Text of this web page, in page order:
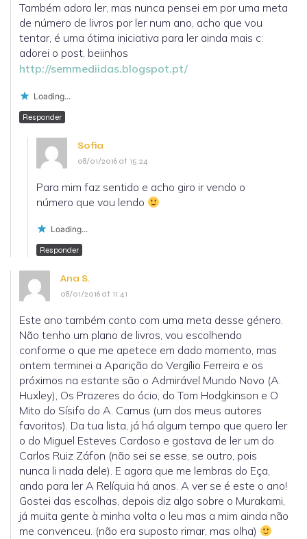
Também adoro ler, mas nunca pensei em por uma meta
de número de livros por ler num ano, acho que vou
tentar, é uma ótima iniciativa para ler ainda mais c:
adorei o post, beiinhos
http://semmediidas.blogspot.pt/
Loading...
Responder
Sofia
08/01/2016 at 15:24
Para mim faz sentido e acho giro ir vendo o
número que vou lendo
Loading...
Responder
Ana S.
08/01/2016 at 11:41
Este ano também conto com uma meta desse género.
Não tenho um plano de livros, vou escolhendo
conforme o que me apetece em dado momento, mas
ontem terminei a Aparição do Vergílio Ferreira e os
próximos na estante são o Admirável Mundo Novo (A.
Huxley), Os Prazeres do ócio, do Tom Hodgkinson e O
Mito do Sísifo do A. Camus (um dos meus autores
favoritos). Da tua lista, já há algum tempo que quero ler
o do Miguel Esteves Cardoso e gostava de ler um do
Carlos Ruiz Záfon (não sei se esse, se outro, pois
nunca li nada dele). E agora que me lembras do Eça,
ando para ler A Relíquia há anos. A ver se é este o ano!
Gostei das escolhas, depois diz algo sobre o Murakami,
já muita gente à minha volta o leu mas a mim ainda não
me convenceu. (não era suposto rimar, mas olha)